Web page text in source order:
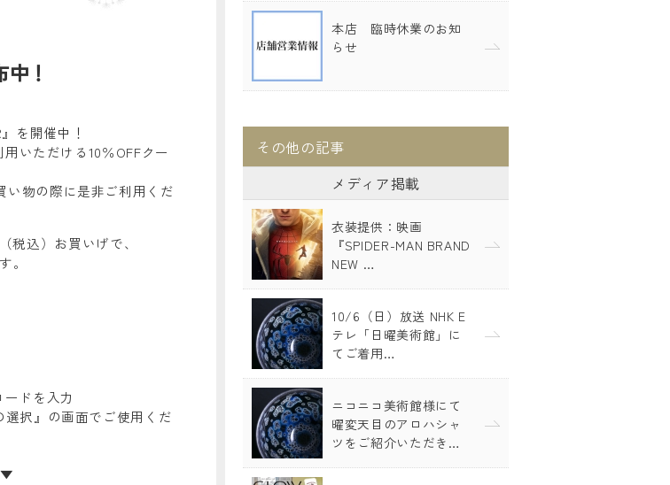
！
を開催中！
いただける10％OFFクー
物の際に是非ご利用くだ
税込）お買いげで、
。
ドを入力
択』の画面でご使用くだ
▼
本店 臨時休業のお知
らせ
その他の記事
メディア掲載
衣装提供：映画
『SPIDER-MAN BRAND
NEW …
10/6（日）放送 NHK E
テレ「日曜美術館」に
てご着用…
ニコニコ美術館様にて
曜変天目のアロハシャ
ツをご紹介いただき…